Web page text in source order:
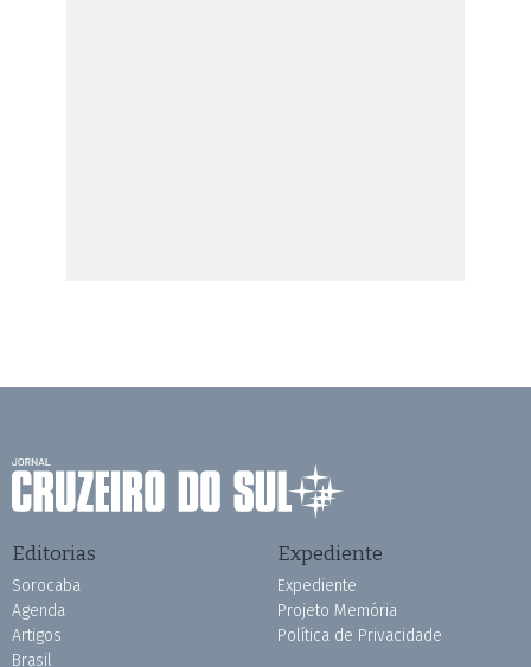
Editorias
Sorocaba
Agenda
Artigos
Brasil
Expediente
Expediente
Projeto Memória
Política de Privacidade